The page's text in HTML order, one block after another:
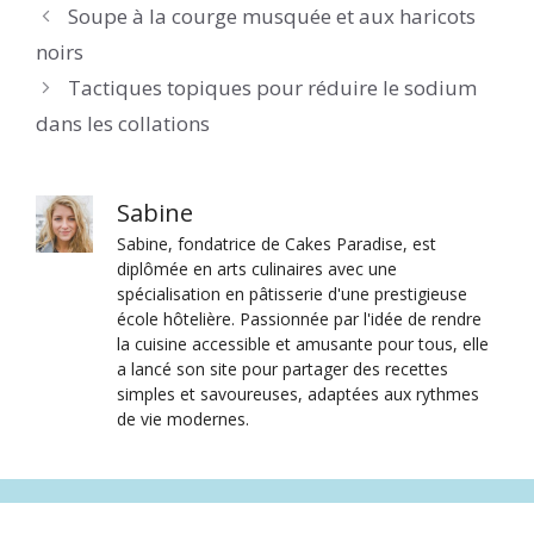
Soupe à la courge musquée et aux haricots
noirs
Tactiques topiques pour réduire le sodium
dans les collations
Sabine
Sabine, fondatrice de Cakes Paradise, est
diplômée en arts culinaires avec une
spécialisation en pâtisserie d'une prestigieuse
école hôtelière. Passionnée par l'idée de rendre
la cuisine accessible et amusante pour tous, elle
a lancé son site pour partager des recettes
simples et savoureuses, adaptées aux rythmes
de vie modernes.